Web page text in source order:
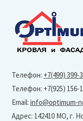
65х97
L=2м
(PurPro
пленкой-
Ral
7024-
Телефон: +7(499) 399-
Телефон: +7(925) 156-
Email: info@optimum-
Адрес: 142410 МО, г.